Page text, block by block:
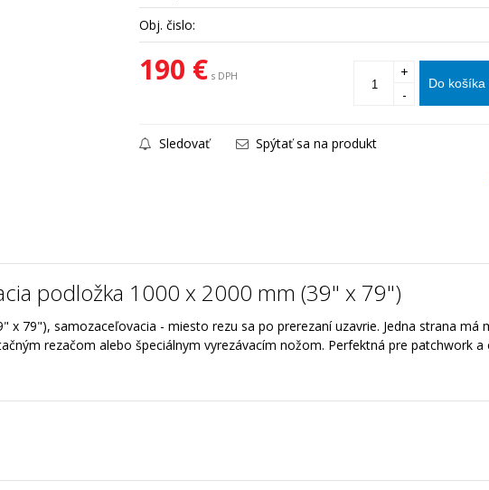
Obj. čislo:
190 € s DPH Do košíka
+
-
Sledovať Spýtať sa na produkt
podložka 1000 x 2000 mm (39" x 79")
79"), samozaceľovacia - miesto rezu sa po prerezaní uzavrie. Jedna strana má
rezačom alebo špeciálnym vyrezávacím nožom. Perfektná pre patchwork a